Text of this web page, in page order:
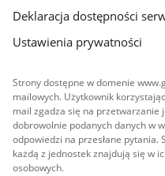
Deklaracja dostępności
Ustawienia prywatności
Strony dostępne w domenie
mailowych. Użytkownik
mail zgadza się na przetwarzanie
dobrowolnie podanych danych w
odpowiedzi na przesłane pytania.
każdą z jednostek znajdują się w
osobowych.